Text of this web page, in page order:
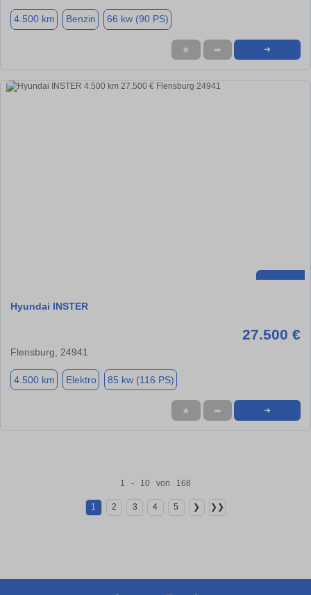
4.500 km Benzin 66 kw (90 PS)
★ ➦ ➜
Hyundai INSTER
27.500 €
Flensburg, 24941
4.500 km Elektro 85 kw (116 PS)
★ ➦ ➜
1 - 10 von 168
1 2 3 4 5 ❯ ❯❯